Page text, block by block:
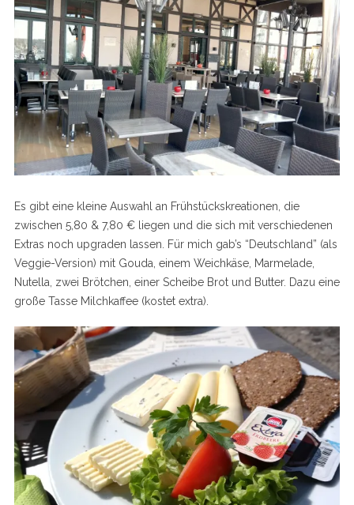
Es gibt eine kleine Auswahl an Frühstückskreationen, die
zwischen 5,80 & 7,80 € liegen und die sich mit verschiedenen
Extras noch upgraden lassen. Für mich gab’s “Deutschland” (als
Veggie-Version) mit Gouda, einem Weichkäse, Marmelade,
Nutella, zwei Brötchen, einer Scheibe Brot und Butter. Dazu eine
große Tasse Milchkaffee (kostet extra).